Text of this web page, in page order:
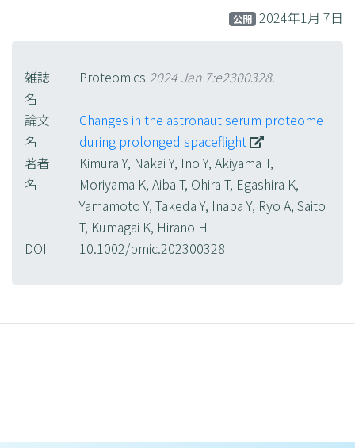
公開 2024年1月 7日
雑誌
名
Proteomics 2024 Jan 7:e2300328.
論文
名
Changes in the astronaut serum proteome
during prolonged spaceflight
著者
名
Kimura Y, Nakai Y, Ino Y, Akiyama T,
Moriyama K, Aiba T, Ohira T, Egashira K,
Yamamoto Y, Takeda Y, Inaba Y, Ryo A, Saito
T, Kumagai K, Hirano H
DOI
10.1002/pmic.202300328